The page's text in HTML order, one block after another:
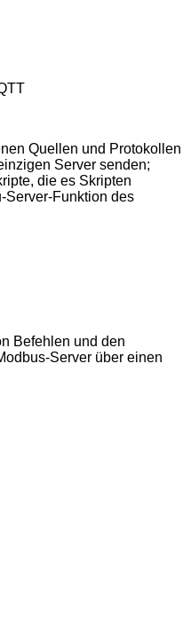
Quellen und Protokollen
Server senden;
die es Skripten
Server-Funktion des
Befehlen und den
Server über einen